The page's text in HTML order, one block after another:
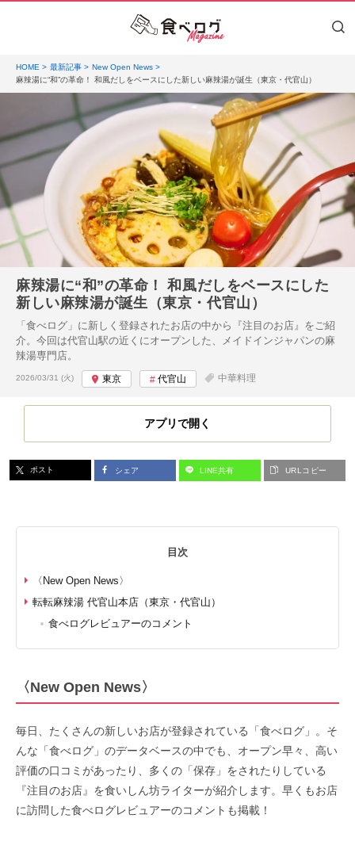
HOME 最新記事
New Open News
麻辣湯に“和”の革命！ 和風だしをベースにした新しい麻辣湯が誕生（東京・代官山）
麻辣湯に“和”の革命！ 和風だしをベースにした
新しい麻辣湯が誕生（東京・代官山）
「食べログ」に新しく登録されたお店の中から『注目のお店』をご紹
介。今回は代官山駅の近くにオープンした、メイドインジャパンの麻
辣湯専門店。
投稿日:
2026/03/31 (火) 東京 代官山 中華料理
アプリで開く
ポスト シェア LINE共有 URLコピー
目次
〈New Open News〉
転転麻辣湯 代官山本店（東京・代官山）
食べログレビュアーのコメント
〈New Open News〉
毎日、たくさんの新しいお店が登録されている「食べログ」。そ
んな「食べログ」のデータベースの中でも、オープン早々、高い
評価の口コミがあったり、多くの「保存」をされたりしている
『注目のお店』を食いしん坊ライターが紹介します。早くもお店
に訪問した食べログレビュアーのコメントも掲載！